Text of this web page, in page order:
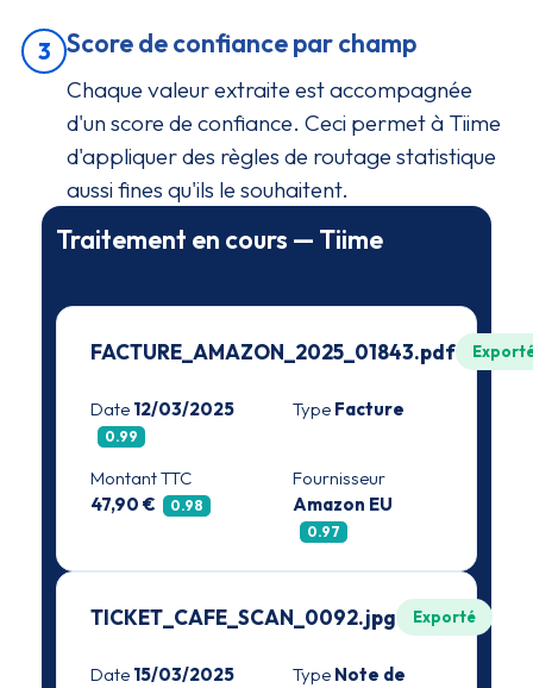
3 Score de confiance par champ
Chaque valeur extraite est accompagnée
d'un score de confiance. Ceci permet à Tiime
d'appliquer des règles de routage statistique
aussi fines qu'ils le souhaitent.
Traitement en cours — Tiime
FACTURE_AMAZON_2025_01843.pdf
Date 12/03/2025
0.99
Type Facture
Montant TTC
47,90 €
0.98
Fournisseur
Amazon EU
0.97
TICKET_CAFE_SCAN_0092.jpg Exporté
Date 15/03/2025 Type Note de